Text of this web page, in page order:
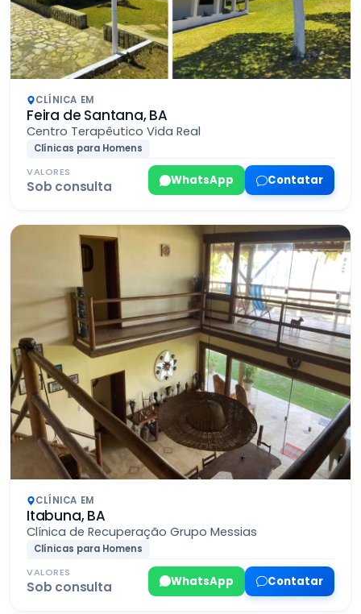
CLÍNICA EM
Feira de Santana, BA
Centro Terapêutico Vida Real
Clínicas para Homens
VALORES
Sob consulta WhatsApp Contatar
CLÍNICA EM
Itabuna, BA
Clínica de Recuperação Grupo Messias
Clínicas para Homens
VALORES
Sob consulta WhatsApp Contatar